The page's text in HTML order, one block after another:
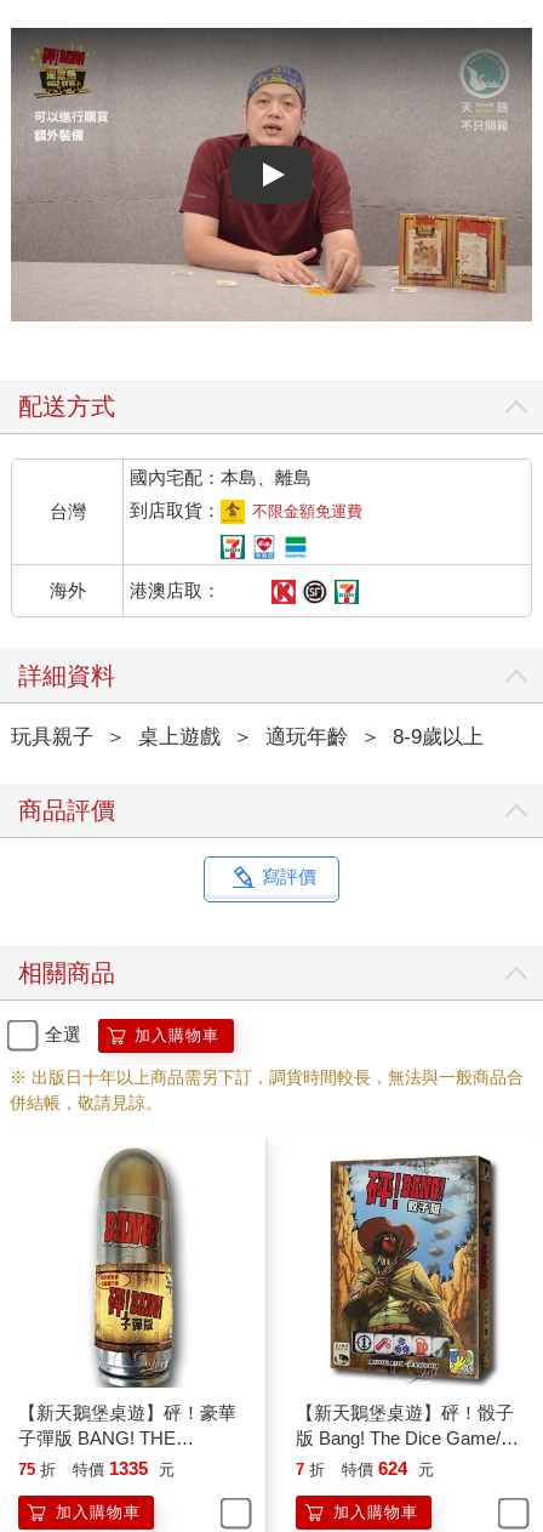
Play video
配送方式
台灣
國內宅配：本島、離島
到店取貨：
不限金額免運費
海外 港澳店取：
詳細資料
玩具親子 ＞ 桌上遊戲 ＞ 適玩年齡 ＞ 8-9歲以上
商品評價
寫評價
相關商品
全選 加入購物車
※ 出版日十年以上商品需另下訂，調貨時間較長，無法與一般商品合
併結帳，敬請見諒。
【新天鵝堡桌遊】砰！豪華
子彈版 BANG! THE
BULLET!
75 折 特價 1335 元
加入購物車
【新天鵝堡桌遊】砰！骰子
版 Bang! The Dice Game/桌
上遊戲
7 折 特價 624 元
加入購物車